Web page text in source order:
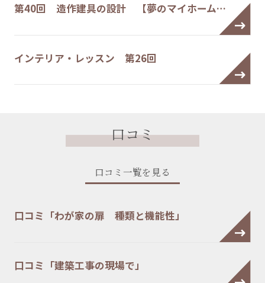
第40回 造作建具の設計 【夢のマイホーム…
インテリア・レッスン 第26回
口コミ
口コミ一覧を見る
口コミ「わが家の扉 種類と機能性」
口コミ「建築工事の現場で」